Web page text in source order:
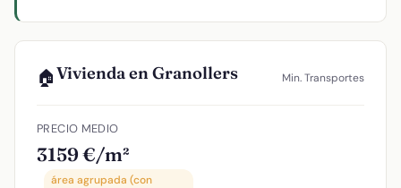
🏠Vivienda en Granollers Min. Transportes
PRECIO MEDIO
3159 €/m²
área agrupada (con